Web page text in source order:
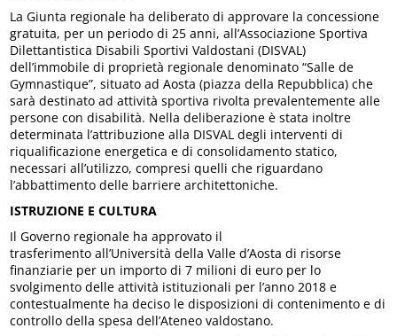
La Giunta regionale ha deliberato di approvare la concessione
gratuita, per un periodo di 25 anni, all’Associazione Sportiva
Dilettantistica Disabili Sportivi Valdostani (DISVAL)
dell’immobile di proprietà regionale denominato “Salle de
Gymnastique”, situato ad Aosta (piazza della Repubblica) che
sarà destinato ad attività sportiva rivolta prevalentemente alle
persone con disabilità. Nella deliberazione è stata inoltre
determinata l’attribuzione alla DISVAL degli interventi di
riqualificazione energetica e di consolidamento statico,
necessari all’utilizzo, compresi quelli che riguardano
l’abbattimento delle barriere architettoniche.
ISTRUZIONE E CULTURA
Il Governo regionale ha approvato il
trasferimento all’Università della Valle d’Aosta di risorse
finanziarie per un importo di 7 milioni di euro per lo
svolgimento delle attività istituzionali per l’anno 2018 e
contestualmente ha deciso le disposizioni di contenimento e di
controllo della spesa dell’Ateneo valdostano.